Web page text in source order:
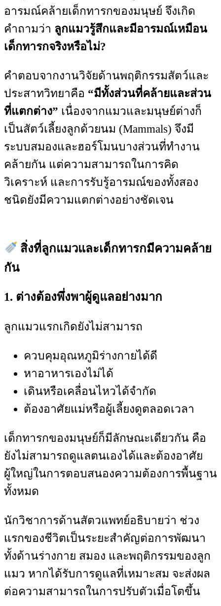
อารมณ์คล้ายเด็กทารกของมนุษย์ จึงเกิด
คำถามว่า ลูกแมวรู้สึกและมีอารมณ์เหมือน
เด็กทารกจริงหรือไม่?
คำตอบจากงานวิจัยด้านพฤติกรรมสัตว์และ
ประสาทวิทยาคือ “มีทั้งส่วนที่คล้ายและส่วน
ที่แตกต่าง” เนื่องจากแมวและมนุษย์ต่างก็
เป็นสัตว์เลี้ยงลูกด้วยนม (Mammals) จึงมี
ระบบสมองและฮอร์โมนบางส่วนที่ทำงาน
คล้ายกัน แต่ความสามารถในการคิด
วิเคราะห์ และการรับรู้อารมณ์ของทั้งสอง
ชนิดยังมีความแตกต่างอย่างชัดเจน
สิ่งที่ลูกแมวและเด็กทารกมีความคล้าย
กัน
1. ต่างต้องพึ่งพาผู้ดูแลอย่างมาก
ลูกแมวแรกเกิดยังไม่สามารถ
ควบคุมอุณหภูมิร่างกายได้ดี
หาอาหารเองไม่ได้
เดินหรือเคลื่อนไหวได้จำกัด
ต้องอาศัยแม่หรือผู้เลี้ยงดูตลอดเวลา
เด็กทารกของมนุษย์ก็มีลักษณะเดียวกัน คือ
ยังไม่สามารถดูแลตนเองได้และต้องอาศัย
ผู้ใหญ่ในการตอบสนองความต้องการพื้นฐาน
ทั้งหมด
นักวิชาการด้านสัตวแพทย์อธิบายว่า ช่วง
แรกของชีวิตเป็นระยะสำคัญต่อการพัฒนา
ทั้งด้านร่างกาย สมอง และพฤติกรรมของลูก
แมว หากได้รับการดูแลที่เหมาะสม จะส่งผล
ต่อความสามารถในการปรับตัวเมื่อโตขึ้น